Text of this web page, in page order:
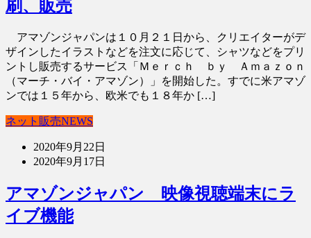
刷、販売
アマゾンジャパンは１０月２１日から、クリエイターがデ
ザインしたイラストなどを注文に応じて、シャツなどをプリ
ントし販売するサービス「Ｍｅｒｃｈ ｂｙ Ａｍａｚｏｎ
（マーチ・バイ・アマゾン）」を開始した。すでに米アマゾ
ンでは１５年から、欧米でも１８年か […]
ネット販売NEWS
2020年9月22日
2020年9月17日
アマゾンジャパン 映像視聴端末にラ
イブ機能